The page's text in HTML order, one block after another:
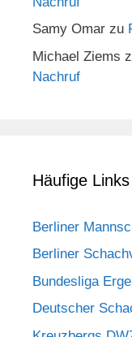
Samy Omar zu
Michael Ziems
Nachruf
Häufige Links
Berliner
Berliner
Bundesliga
Deutscher